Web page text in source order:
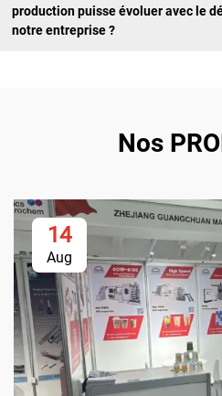
production puisse évoluer avec le
notre entreprise ?
Nos
14
Aug